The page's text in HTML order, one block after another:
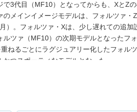
で3代目（MF10）となってからも、XとZ
のメインイメージモデルは、フォルツァ・
月）。フォルツァ・Xは、少し遅れての追
ルツァ（MF10）の次期モデルとなったフ
ねるごとにラグジュアリー化したフォル
かつスポーティなモデルとなった。